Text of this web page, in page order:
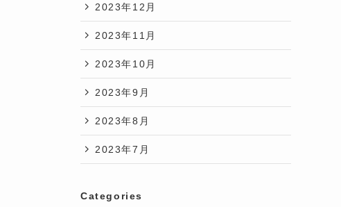
2023年12月
2023年11月
2023年10月
2023年9月
2023年8月
2023年7月
Categories